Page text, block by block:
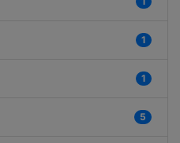
1
1
5